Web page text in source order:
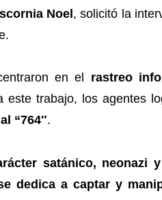
Noel, solicitó la
en el rastreo
este trabajo, los agentes
“764″.
satánico, neonazi
dedica a captar y